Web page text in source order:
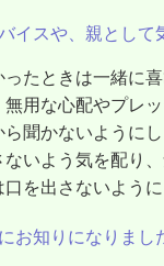
イスや、親とし
たときは一緒に
用な心配やプレ
聞かないように
いよう気を配り
を出さないように
お知りになりまし